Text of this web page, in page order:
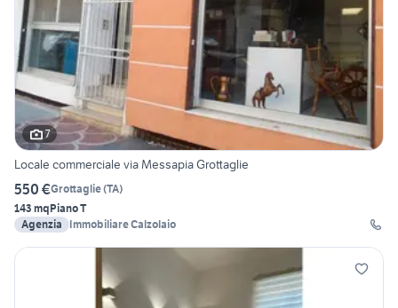
7
Locale commerciale via Messapia Grottaglie
550 €Grottaglie(TA)
143 mqPiano T
Agenzia
Immobiliare Calzolaio